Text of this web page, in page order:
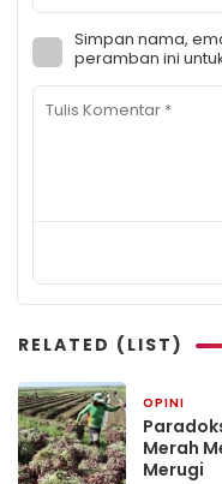
Simpan nama,
peramban ini
RELATED (LIST)
OPINI
Merah
Merugi